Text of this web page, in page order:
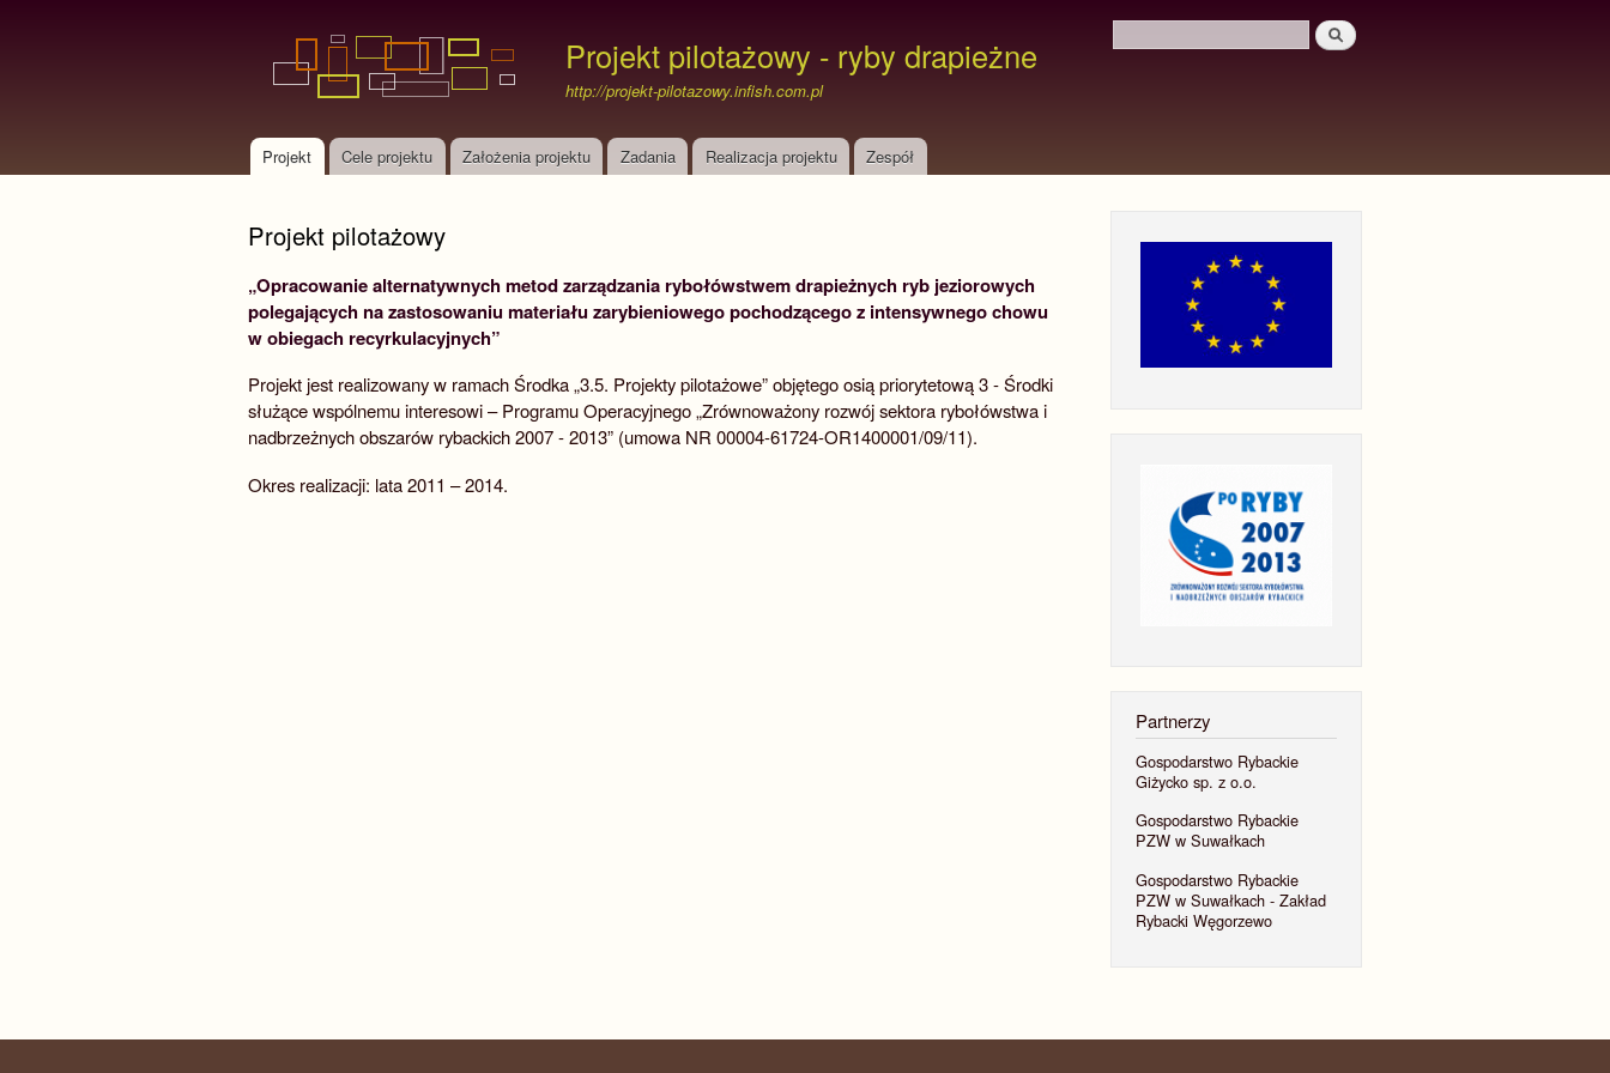
treści
Projekt pilotażowy - ryby drapieżne
http://projekt-pilotazowy.infish.com.pl
Formularz wyszukiwania
Szukaj
Menu główne
Projekt Cele projektu Założenia projektu Zadania Realizacja projektu Zespół
Projekt pilotażowy
„Opracowanie alternatywnych metod zarządzania rybołówstwem drapieżnych ryb jeziorowych
polegających na zastosowaniu materiału zarybieniowego pochodzącego z intensywnego chowu
w obiegach recyrkulacyjnych”
Projekt jest realizowany w ramach Środka „3.5. Projekty pilotażowe” objętego osią priorytetową 3 - Środki
służące wspólnemu interesowi – Programu Operacyjnego „Zrównoważony rozwój sektora rybołówstwa i
nadbrzeżnych obszarów rybackich 2007 - 2013” (umowa NR 00004-61724-OR1400001/09/11).
Okres realizacji: lata 2011 – 2014.
Partnerzy
Gospodarstwo Rybackie
Giżycko sp. z o.o.
Gospodarstwo Rybackie
PZW w Suwałkach
Gospodarstwo Rybackie
PZW w Suwałkach - Zakład
Rybacki Węgorzewo